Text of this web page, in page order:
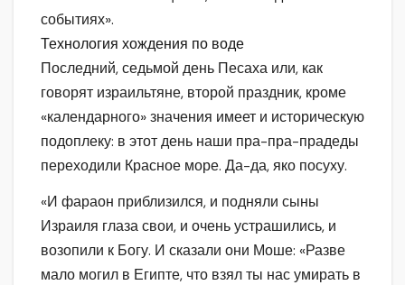
событиях».
Технология хождения по воде
Последний, седьмой день Песаха или, как
говорят израильтяне, второй праздник, кроме
«календарного» значения имеет и историческую
подоплеку: в этот день наши пра-пра-прадеды
переходили Красное море. Да-да, яко посуху.
«И фараон приблизился, и подняли сыны
Израиля глаза свои, и очень устрашились, и
возопили к Богу. И сказали они Моше: «Разве
мало могил в Египте, что взял ты нас умирать в